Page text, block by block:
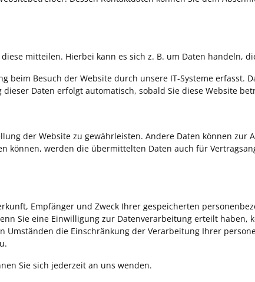
mitteilen. Hierbei kann es sich z. B. um Daten handeln,
Besuch der Website durch unsere IT-Systeme erfasst.
Daten erfolgt automatisch, sobald Sie diese Website
der Website zu gewährleisten. Andere Daten können zur
können, werden die übermittelten Daten auch für
Empfänger und Zweck Ihrer gespeicherten
Sie eine Einwilligung zur Datenverarbeitung erteilt
die Einschränkung der Verarbeitung Ihrer
Sie sich jederzeit an uns wenden.